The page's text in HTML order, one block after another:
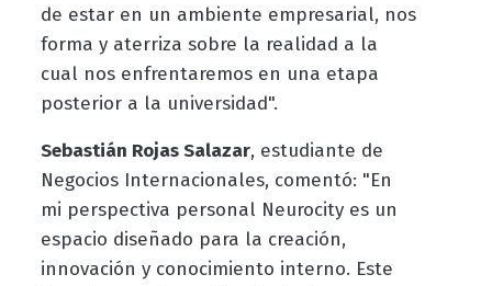
de estar en un ambiente empresarial, nos
forma y aterriza sobre la realidad a la
cual nos enfrentaremos en una etapa
posterior a la universidad".
Sebastián Rojas Salazar, estudiante de
Negocios Internacionales, comentó: "En
mi perspectiva personal Neurocity es un
espacio diseñado para la creación,
innovación y conocimiento interno. Este